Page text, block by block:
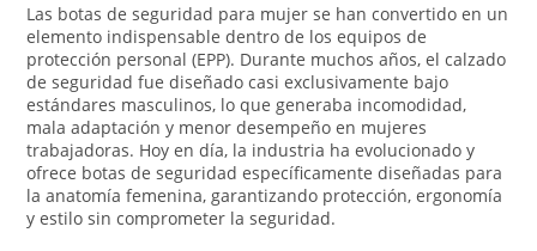
Las botas de seguridad para mujer se han convertido en un
elemento indispensable dentro de los equipos de
protección personal (EPP). Durante muchos años, el calzado
de seguridad fue diseñado casi exclusivamente bajo
estándares masculinos, lo que generaba incomodidad,
mala adaptación y menor desempeño en mujeres
trabajadoras. Hoy en día, la industria ha evolucionado y
ofrece botas de seguridad específicamente diseñadas para
la anatomía femenina, garantizando protección, ergonomía
y estilo sin comprometer la seguridad.